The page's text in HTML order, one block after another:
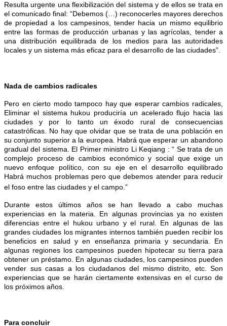
Resulta urgente una flexibilización del sistema y de ellos se trata en
el comunicado final: “Debemos (…) reconocerles mayores derechos
de propiedad a los campesinos, tender hacia un mismo equilibrio
entre las formas de producción urbanas y las agrícolas, tender a
una distribución equilibrada de los medios para las autoridades
locales y un sistema más eficaz para el desarrollo de las ciudades”.
Nada de cambios radicales
Pero en cierto modo tampoco hay que esperar cambios radicales,
Eliminar el sistema hukou produciría un acelerado flujo hacia las
ciudades y por lo tanto un éxodo rural de consecuencias
catastróficas. No hay que olvidar que se trata de una población en
su conjunto superior a la europea. Habrá que esperar un abandono
gradual del sistema. El Primer ministro Li Keqiang : “ Se trata de un
complejo proceso de cambios económico y social que exige un
nuevo enfoque político, con su eje en el desarrollo equilibrado
Habrá muchos problemas pero que debemos atender para reducir
el foso entre las ciudades y el campo.”
Durante estos últimos años se han llevado a cabo muchas
experiencias en la materia. En algunas provincias ya no existen
diferencias entre el hukou urbano y el rural. En algunas de las
grandes ciudades los migrantes internos también pueden recibir los
beneficios en salud y en enseñanza primaria y secundaria. En
algunas regiones los campesinos pueden hipotecar su tierra para
obtener un préstamo. En algunas ciudades, los campesinos pueden
vender sus casas a los ciudadanos del mismo distrito, etc. Son
experiencias que se harán ciertamente extensivas en el curso de
los próximos años.
Para concluir